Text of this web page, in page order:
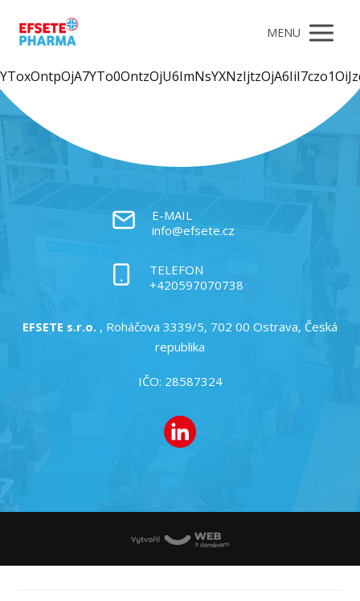
MENU
E-MAIL
info@efsete.cz
TELEFON
+420597070738
EFSETE s.r.o. , Roháčova 3339/5, 702 00 Ostrava, Česká
republika
IČO: 28587324